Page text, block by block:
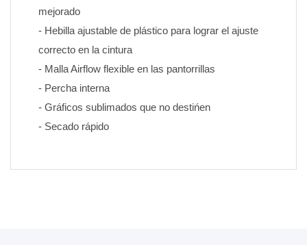
mejorado
- Hebilla ajustable de plástico para lograr el ajuste
correcto en la cintura
- Malla Airflow flexible en las pantorrillas
- Percha interna
- Gráficos sublimados que no destińen
- Secado rápido